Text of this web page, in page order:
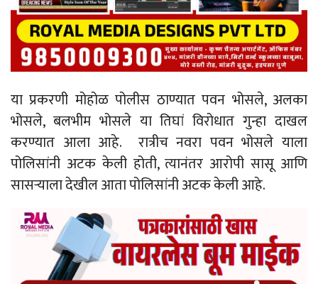
या प्रकरणी मोहोळ पोलीस ठाण्यात पवन भोसले, अलका
भोसले, बलभीम भोसले या तिघां विरोधात गुन्हा दाखल
करण्यात आला आहे. रात्रीच नवरा पवन भोसले याला
पोलिसांनी अटक केली होती, त्यानंतर आरोपी सासू आणि
सासऱ्याला देखील आता पोलिसांनी अटक केली आहे.